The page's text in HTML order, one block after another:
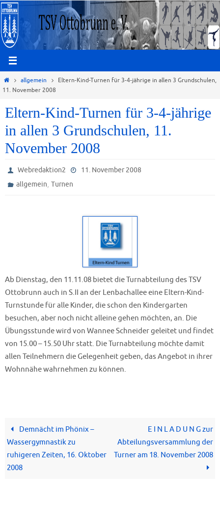
Zum
Inhalt
springen
Startallgemein
Eltern-Kind-Turnen für 3-4-jährige in allen 3 Grundschulen,
11. November 2008
Eltern-Kind-Turnen für 3-4-jährige
in allen 3 Grundschulen, 11.
November 2008
Webredaktion2
11. November 2008
allgemein,Turnen
Ab Dienstag, den 11.11.08 bietet die Turnabteilung des TSV
Ottobrunn auch in S.II an der Lenbachallee eine Eltern-Kind-
Turnstunde für alle Kinder, die schon den Kindergarten
besuchen, aber noch nicht alleine gehen möchten, an. Die
Übungsstunde wird von Wannee Schneider geleitet und findet
von 15.00 – 15.50 Uhr statt. Die Turnabteilung möchte damit
allen Teilnehmern die Gelegenheit geben, das Angebot in ihrer
Wohnnähe wahrnehmen zu können.
Demnächt im Phönix –
Wassergymnastik zu
ruhigeren Zeiten, 16. Oktober
2008
E I N L A D U N G zur
Abteilungsversammlung der
Turner am 18. November 2008